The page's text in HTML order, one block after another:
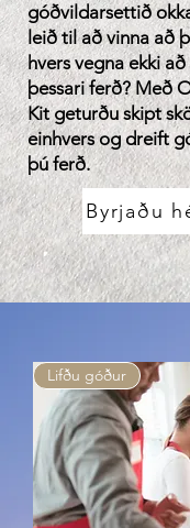
góðvildarsettið
leið til að vinna að
hvers vegna ekki
þessari ferð? Með
Kit geturðu skipt
einhvers og dreift
þú ferð.
Byrjaðu
Lifðu góður